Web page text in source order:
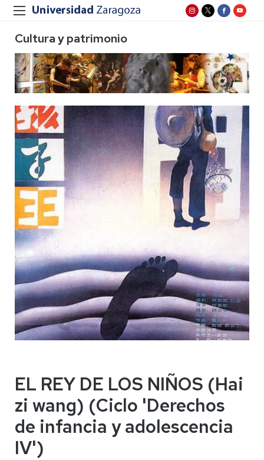
Cultura y patrimonio
EL REY DE LOS NIÑOS (Hai
zi wang) (Ciclo 'Derechos
de infancia y adolescencia
IV')